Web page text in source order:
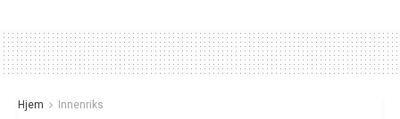
Hjem Innenriks